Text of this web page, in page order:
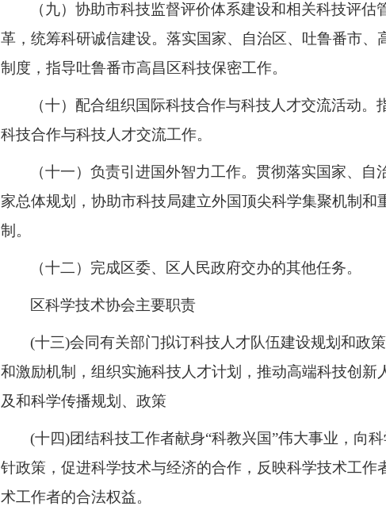
（九）协助市科技监督评价体系建设和相关科技评估
革，统筹科研诚信建设。落实国家、自治区、吐鲁番市、
制度，指导吐鲁番市高昌区科技保密工作。
（十）配合组织国际科技合作与科技人才交流活动
科技合作与科技人才交流工作。
（十一）负责引进国外智力工作。贯彻落实国家、
家总体规划，协助市科技局建立外国顶尖科学集聚机制和
制。
（十二）完成区委、区人民政府交办的其他任务。
区科学技术协会主要职责
(十三)会同有关部门拟订科技人才队伍建设规划和政
和激励机制，组织实施科技人才计划，推动高端科技创新
及和科学传播规划、政策
(十四)团结科技工作者献身“科教兴国”伟大事业，向
针政策，促进科学技术与经济的合作，反映科学技术工作
术工作者的合法权益。